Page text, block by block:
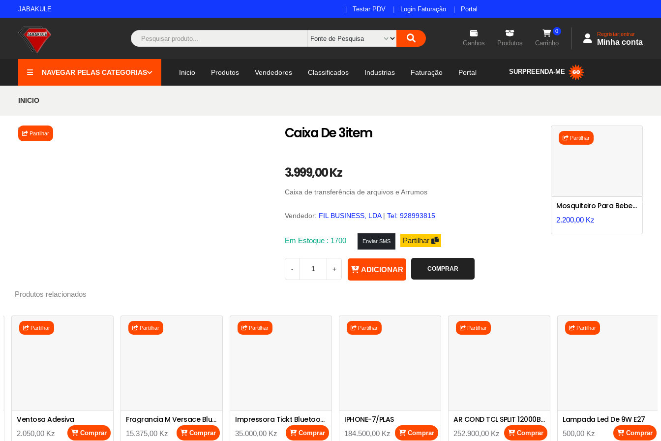
JABAKULE Testar PDV Login Faturação Portal
Ganhos Produtos Carrinho
0 Regristar|entrar
Minha conta
NAVEGAR PELAS CATEGORIAS Inicio Produtos Vendedores Classificados Industrias Faturação Portal SURPREENDA-ME
INICIO
Partilhar Caixa De 3item
3.999,00 Kz
Caixa de transferência de arquivos e Arrumos
Vendedor: FIL BUSINESS, LDA| Tel: 928993815
Em Estoque : 1700 Enviar SMS Partilhar
- + ADICIONAR COMPRAR
Partilhar
Mosquiteiro Para Bebe Moveable Cover F007
2.200,00 Kz
Previous
Produtos relacionados
Partilhar
Ventosa Adesiva
2.050,00 Kz Comprar
Partilhar
Fragrancia M Versace Blue Jeans
15.375,00 Kz Comprar
Partilhar
Impressora Tickt Bluetooth, Bixolon SPP-R200IIIplusBakM
35.000,00 Kz Comprar
Partilhar
IPHONE-7/PLAS
184.500,00 Kz Comprar
Partilhar
AR COND TCL SPLIT 12000BTU TAC-12CSXA73-SKD
252.900,00 Kz Comprar
Partilhar
Lampada Led De 9W E27
500,00 Kz Comprar